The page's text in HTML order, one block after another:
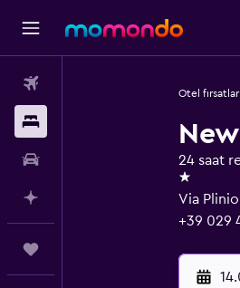
Otel fırsatları
24 saat
1 yıldız
Via
+39 029